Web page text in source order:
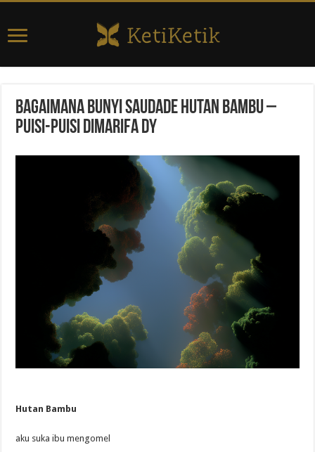
Bagaimana Bunyi Saudade Hutan Bambu –
Puisi-Puisi Dimarifa Dy
Hutan Bambu
aku suka ibu mengomel